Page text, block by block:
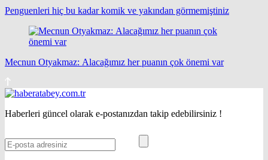
Penguenleri hiç bu kadar komik ve yakından görmemiştiniz
Mecnun Otyakmaz: Alacağımız her puanın çok önemi var
Haberleri güncel olarak e-postanızdan takip edebilirsiniz !